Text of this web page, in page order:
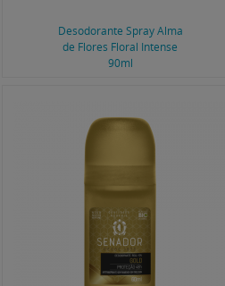
Desodorante Spray Alma
de Flores Floral Intense
90ml